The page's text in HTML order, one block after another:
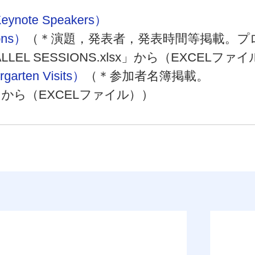
Speakers）
）
（＊演題，発表者，発表時間等掲載。
SESSIONS.xlsx」から（EXCELファイ
Visits）
（＊参加者名簿掲載。
ら（EXCELファイル））